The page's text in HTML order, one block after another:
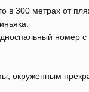
300 метрах от
номер с
окруженным